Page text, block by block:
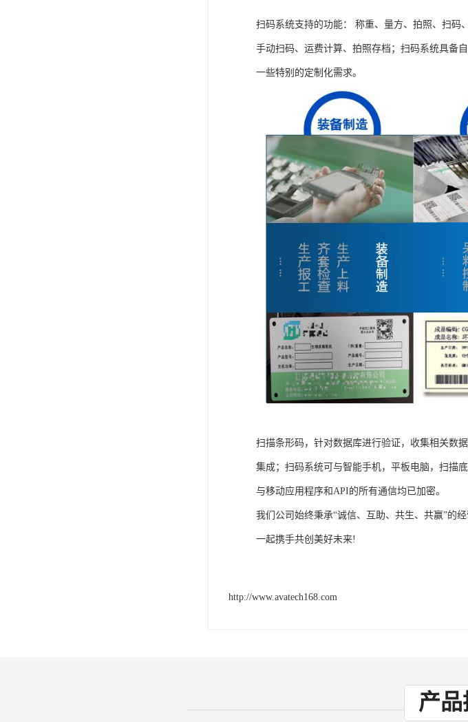
扫码系统支持的功能： 称重、量方、拍照、扫码
手动扫码、运费计算、拍照存档；扫码系统具备
一些特别的定制化需求。
扫描条形码，针对数据库进行验证，收集相关数
集成；扫码系统可与智能手机，平板电脑，扫描
与移动应用程序和API的所有通信均已加密。
我们公司始终秉承“诚信、互助、共生、共赢”的
一起携手共创美好未来!
http://www.avatech168.com
产